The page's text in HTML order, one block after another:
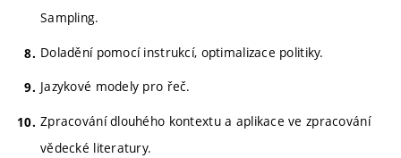
Sampling.
Doladění pomocí instrukcí, optimalizace politiky.
Jazykové modely pro řeč.
Zpracování dlouhého kontextu a aplikace ve zpracování
vědecké literatury.